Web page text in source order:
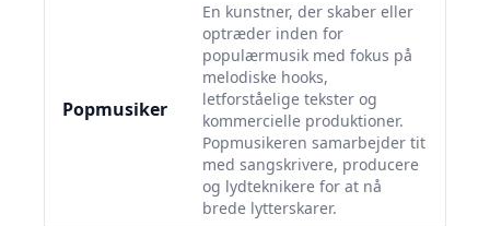
Popmusiker
En kunstner, der skaber eller
optræder inden for
populærmusik med fokus på
melodiske hooks,
letforståelige tekster og
kommercielle produktioner.
Popmusikeren samarbejder tit
med sangskrivere, producere
og lydteknikere for at nå
brede lytterskarer.